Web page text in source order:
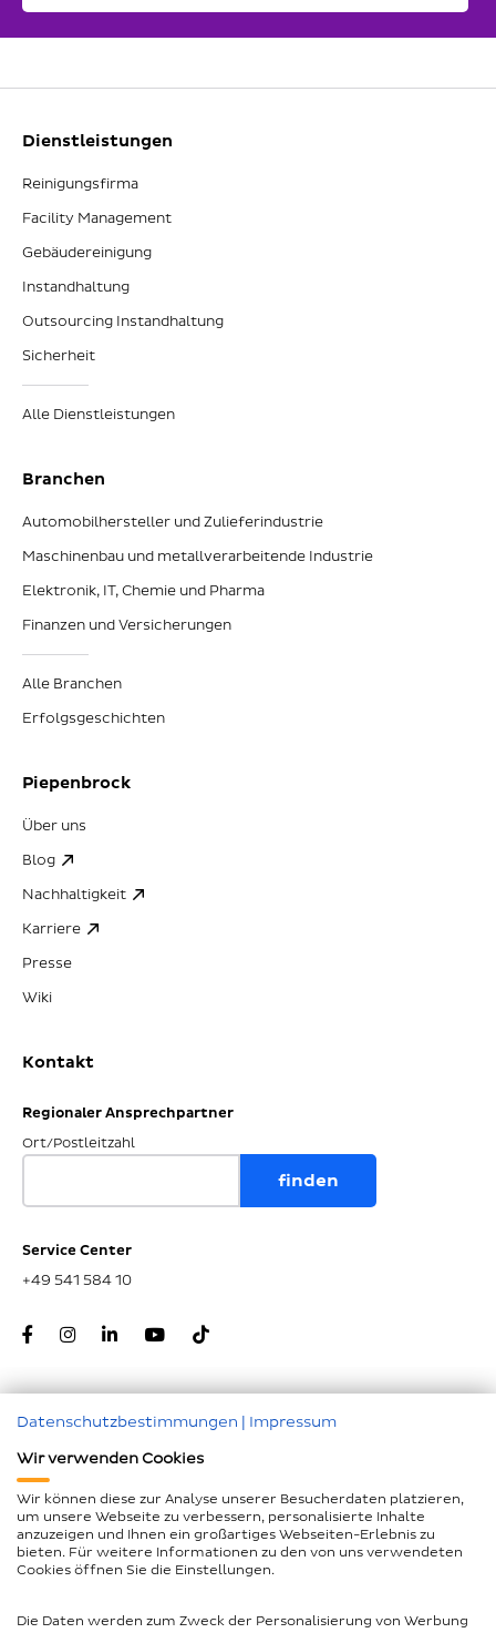
Dienstleistungen
Reinigungsfirma
Facility Management
Gebäudereinigung
Instandhaltung
Outsourcing Instandhaltung
Sicherheit
Alle Dienstleistungen
Branchen
Automobilhersteller und Zulieferindustrie
Maschinenbau und metallverarbeitende Industrie
Elektronik, IT, Chemie und Pharma
Finanzen und Versicherungen
Alle Branchen
Erfolgsgeschichten
Piepenbrock
Über uns
Blog
Nachhaltigkeit
Karriere
Presse
Wiki
Kontakt
Regionaler Ansprechpartner
Ort/Postleitzahl
Service Center
+49 541 584 10
Nachunternehmer
Impressum
Geschlechtergerechte Sprache
Datenschutzbestimmungen | Impressum
Wir verwenden Cookies
Wir können diese zur Analyse unserer Besucherdaten platzieren,
um unsere Webseite zu verbessern, personalisierte Inhalte
anzuzeigen und Ihnen ein großartiges Webseiten-Erlebnis zu
bieten. Für weitere Informationen zu den von uns verwendeten
Cookies öffnen Sie die Einstellungen.
Die Daten werden zum Zweck der Personalisierung von Werbung